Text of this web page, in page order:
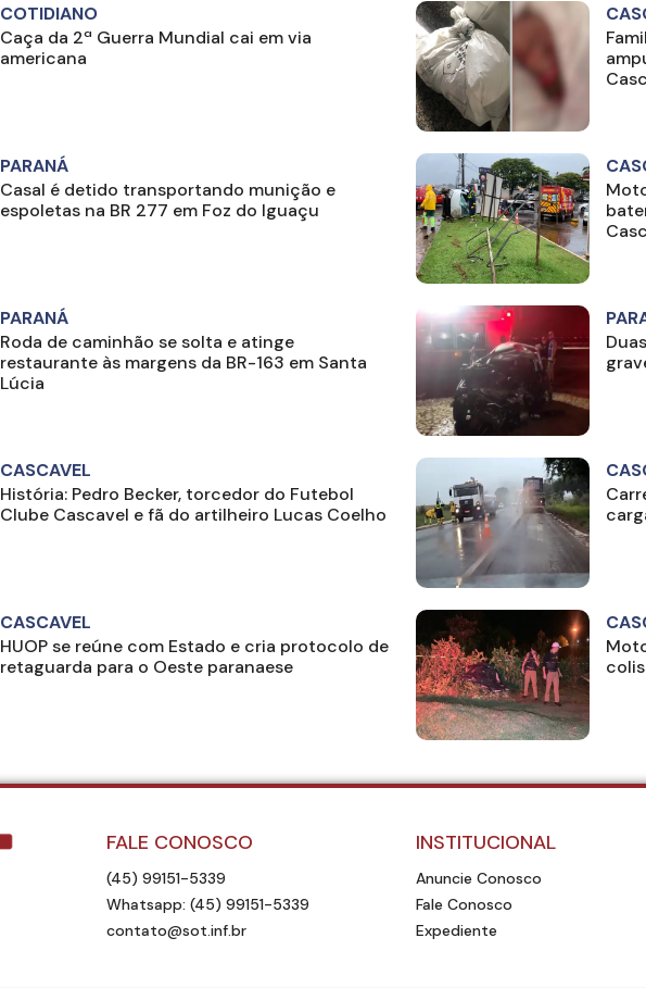
COTIDIANO
Caça da 2ª Guerra Mundial cai em via
americana
PARANÁ
Casal é detido transportando munição e
espoletas na BR 277 em Foz do Iguaçu
PARANÁ
Roda de caminhão se solta e atinge
restaurante às margens da BR-163 em Santa
Lúcia
CASCAVEL
História: Pedro Becker, torcedor do Futebol
Clube Cascavel e fã do artilheiro Lucas Coelho
CASCAVEL
HUOP se reúne com Estado e cria protocolo de
retaguarda para o Oeste paranaese
FALE CONOSCO
(45) 99151-5339
Whatsapp: (45) 99151-5339
contato@sot.inf.br
INSTITUCIONAL
Anuncie Conosco
Fale Conosco
Expediente